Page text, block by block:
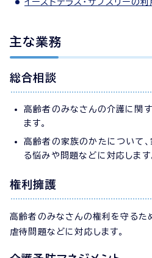
イーストテラス・サブスリーの利
主な業務
総合相談
高齢者のみなさんの介護に関
ます。
高齢者の家族のかたについて
る悩みや問題などに対応します
権利擁護
高齢者のみなさんの権利を守るた
虐待問題などに対応します。